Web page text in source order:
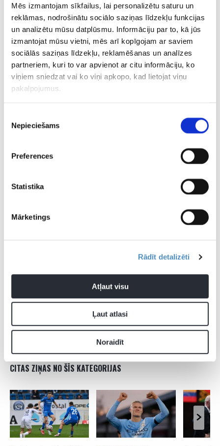
Mēs izmantojam sīkfailus, lai personalizētu saturu un
reklāmas, nodrošinātu sociālo saziņas līdzekļu funkcijas
un analizētu mūsu datplūsmu. Informāciju par to, kā jūs
izmantojat mūsu vietni, mēs arī kopīgojam ar saviem
sociālās saziņas līdzekļu, reklamēšanas un analīzes
partneriem, kuri to var apvienot ar citu informāciju, ko
viņiem sniedzat vai ko viņi apkopo, kad lietojat viņu
pakalpojumus.
izvēle
Nepieciešams
Preferences
Statistika
Mārketings
Rādīt detalizēti
Atļaut visu
Ļaut atlasi
Noraidīt
Vārtsargi:Jans Zommers (Milānas “Inter”, Itālija), Gregors
Kobels (Dortmundes “Borussia”, Vācija), Marvins Kellers
(“Winterthur”), Paskāls Lorecs (“Luzern”), Ivons Mvogo
(“Lorient”, Francija);
Aizsargi:
Maneuls Akandži (Mančestras “City”, Anglija),
Niko Elvedi (Menhengladbahas “Borussia”, Vācija), Albians
Rikardo Rodrigess (“Torino”, Itālija), Fabians Šērs
(Ņūkāslas “United”, Anglija), Leonīds Štergiu (“VfB
Sedriks Cezigers (“Wolfsburg”, Vācija);
Mišels Ebišers, Remo Freilers (abi – “Bologna”,
Itālija), Urans Bislimi (“Lugano”), Ardons Jašari (“Luzern”),
Šakiri (Čikāgas “Fire”, ASV), Vinsents Sjerro (“Toulouse”,
Džaka (Leverkūzenes “Bayer”, Vācija), Deniss Zakarija
(Razgradas “Ludogorets”, Bulgārija), Brils Embolo
(“Monaco”, Francija), Dans Ndojē (“Bologna”, Itālija), Noa
Okafors (“AC Milan”, Itālija), Renato Štefens (“Lugano”),
Rubens Vargass (“Augsburg”, Vācija), Andi Zekiri (“Genk”,
Beļģija), Stīvens Cūbers (Atēnu AEK, Grieķija).
CITAS ZIŅAS NO ŠĪS KATEGORIJAS